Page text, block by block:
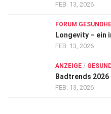
FEB. 13, 2026
FORUM
Longevity – ein
FEB. 13, 2026
ANZEIGE /
Badtrends 2026
FEB. 13, 2026